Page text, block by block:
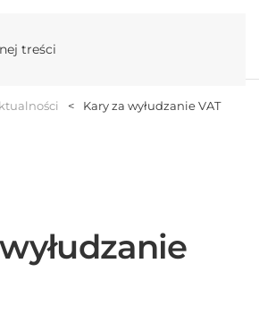
treści
Kary za wyłudzanie VAT